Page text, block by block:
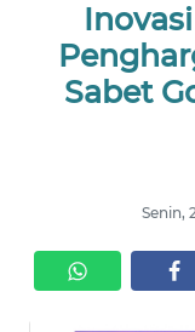
Sabet
Senin,
UTAMA
NUSANTARA
SERBI